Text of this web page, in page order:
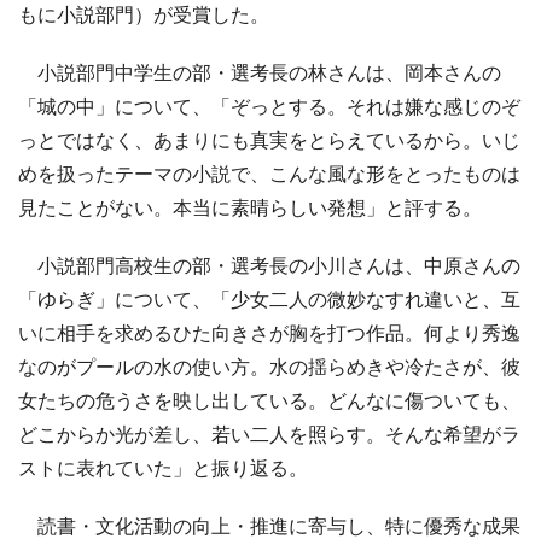
もに小説部門）が受賞した。
小説部門中学生の部・選考長の林さんは、岡本さんの
「城の中」について、「ぞっとする。それは嫌な感じのぞ
っとではなく、あまりにも真実をとらえているから。いじ
めを扱ったテーマの小説で、こんな風な形をとったものは
見たことがない。本当に素晴らしい発想」と評する。
小説部門高校生の部・選考長の小川さんは、中原さんの
「ゆらぎ」について、「少女二人の微妙なすれ違いと、互
いに相手を求めるひた向きさが胸を打つ作品。何より秀逸
なのがプールの水の使い方。水の揺らめきや冷たさが、彼
女たちの危うさを映し出している。どんなに傷ついても、
どこからか光が差し、若い二人を照らす。そんな希望がラ
ストに表れていた」と振り返る。
読書・文化活動の向上・推進に寄与し、特に優秀な成果